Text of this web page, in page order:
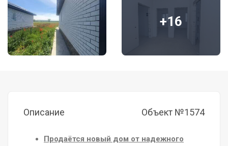
+16
Описание Объект №1574
Продаётся новый дом от надежного